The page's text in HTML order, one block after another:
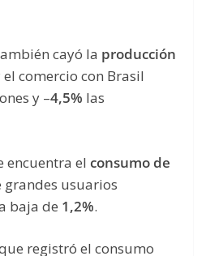
cayó la producción
el comercio con Brasil
y –4,5% las
encuentra el consumo de
grandes usuarios
baja de 1,2%.
registró el consumo